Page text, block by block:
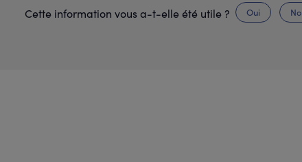
Cette information vous a-t-elle été utile ? Oui